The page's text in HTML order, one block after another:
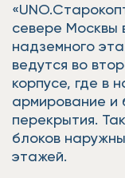
севере Москвы
надземного
ведутся во
корпусе, где в
армирование и
перекрытия.
блоков
этажей.